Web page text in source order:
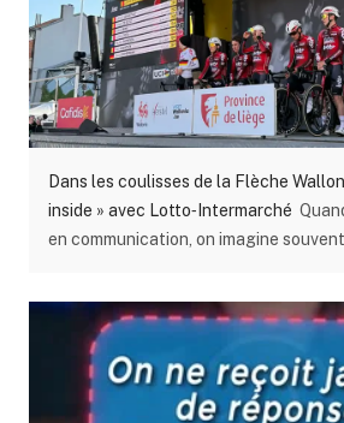
Dans les coulisses de la Flèche
inside » avec Lotto‑Intermarché
en communication, on imagine
chance de vivre une journée
au cœur de la Flèche Wallonne, l’une
cyclistes les plus emblématiques de
immersion totale, inside , dans les